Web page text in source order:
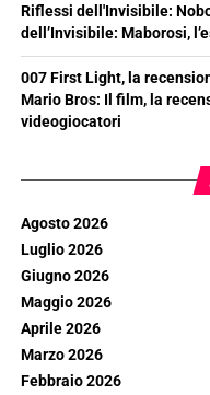
Riflessi dell'Invisibile:
dell’Invisibile: Maborosi,
007 First Light, la
Mario Bros: Il film, la
videogiocatori
Agosto 2026
Luglio 2026
Giugno 2026
Maggio 2026
Aprile 2026
Marzo 2026
Febbraio 2026